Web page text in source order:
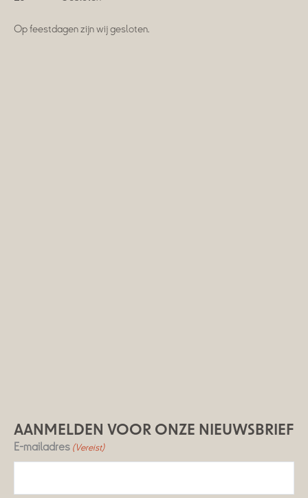
Op feestdagen zijn wij gesloten.
AANMELDEN VOOR ONZE NIEUWSBRIEF
E-mailadres (Vereist)